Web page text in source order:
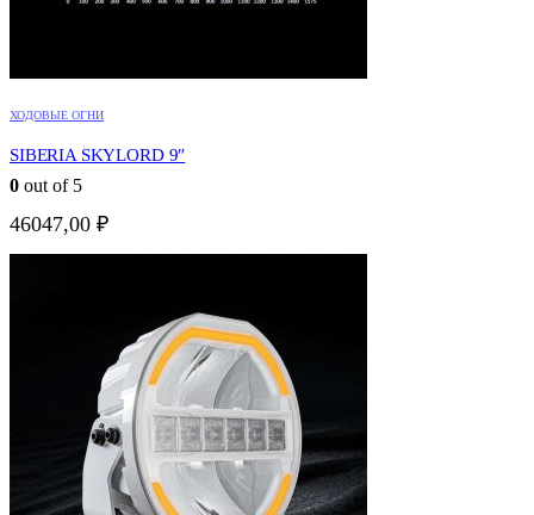
ХОДОВЫЕ ОГНИ
SIBERIA SKYLORD 9″
0 out of 5
46047,00 ₽